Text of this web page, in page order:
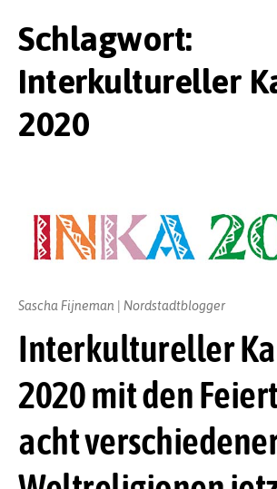
Schlagwort:
Interkultureller
2020
Interkultureller
2020 mit den
acht
Sascha Fijneman | Nordstadtblogger